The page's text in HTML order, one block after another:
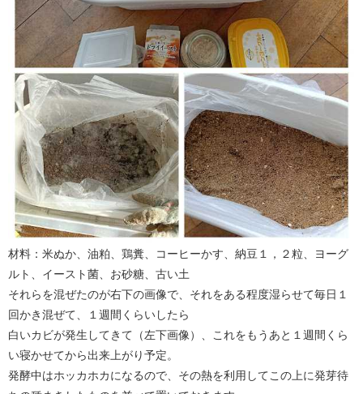
材料：米ぬか、油粕、鶏糞、コーヒーかす、納豆１，２粒、ヨーグ
ルト、イースト菌、お砂糖、古い土
それらを混ぜたのが右下の画像で、それをある程度湿らせて毎日１
回かき混ぜて、１週間くらいしたら
白いカビが発生してきて（左下画像）、これをもうあと１週間くら
い寝かせてから出来上がり予定。
発酵中はホッカホカになるので、その熱を利用してこの上に発芽待